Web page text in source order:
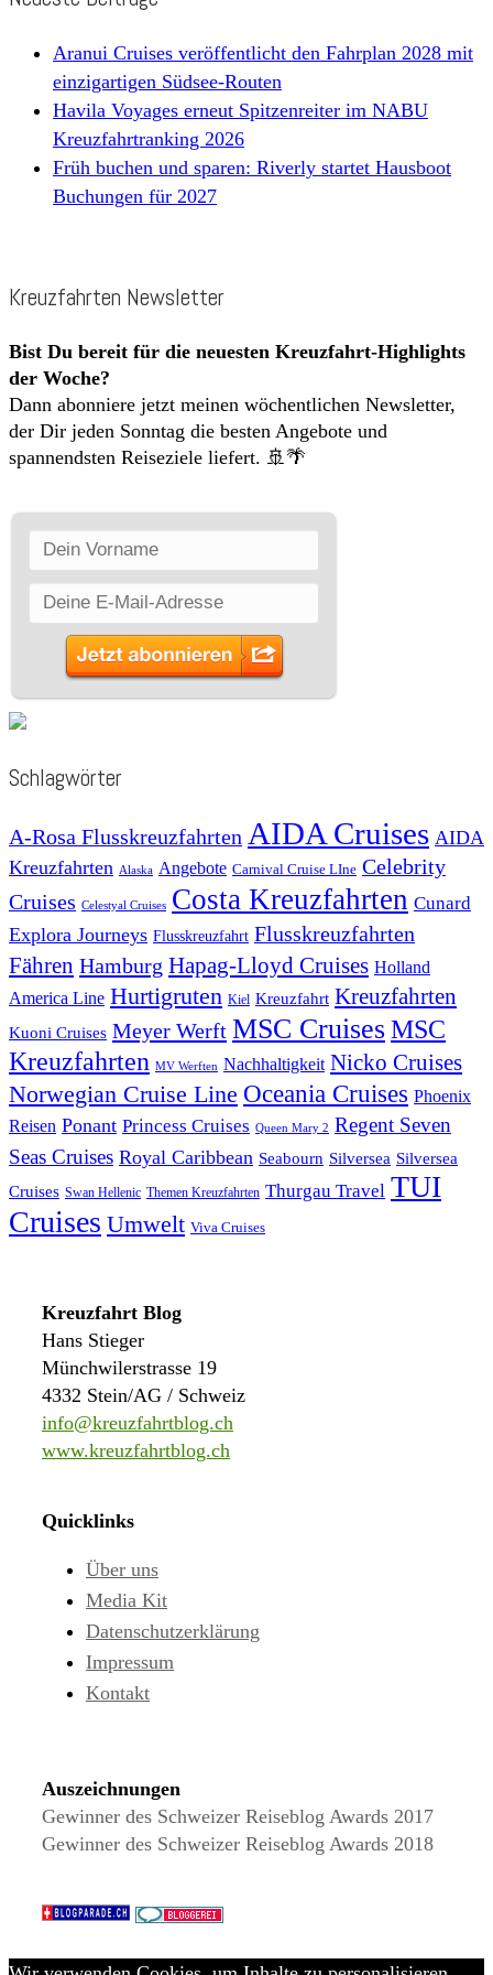
Aranui Cruises veröffentlicht den Fahrplan 2028 mit
einzigartigen Südsee-Routen
Havila Voyages erneut Spitzenreiter im NABU
Kreuzfahrtranking 2026
Früh buchen und sparen: Riverly startet Hausboot
Buchungen für 2027
Kreuzfahrten Newsletter
Bist Du bereit für die neuesten Kreuzfahrt-Highlights
der Woche?
Dann abonniere jetzt meinen wöchentlichen Newsletter,
der Dir jeden Sonntag die besten Angebote und
spannendsten Reiseziele liefert. 🚢🌴
Schlagwörter
A-Rosa Flusskreuzfahrten AIDA Cruises AIDA
Kreuzfahrten Alaska Angebote Carnival Cruise LIne Celebrity
Cruises Celestyal Cruises Costa Kreuzfahrten Cunard
Explora Journeys Flusskreuzfahrt Flusskreuzfahrten
Fähren Hamburg Hapag-Lloyd Cruises Holland
America Line Hurtigruten Kiel Kreuzfahrt Kreuzfahrten
Kuoni Cruises Meyer Werft MSC CruisesMSC
Kreuzfahrten MV Werften Nachhaltigkeit Nicko Cruises
Norwegian Cruise Line Oceania Cruises Phoenix
Reisen Ponant Princess Cruises Queen Mary 2 Regent Seven
Seas Cruises Royal Caribbean Seabourn Silversea Silversea
Cruises Swan Hellenic Themen Kreuzfahrten Thurgau Travel TUI
Cruises Umwelt Viva Cruises
Kreuzfahrt Blog
Hans Stieger
Münchwilerstrasse 19
4332 Stein/AG / Schweiz
info@kreuzfahrtblog.ch
www.kreuzfahrtblog.ch
Quicklinks
Über uns
Media Kit
Datenschutzerklärung
Impressum
Kontakt
Auszeichnungen
Gewinner des Schweizer Reiseblog Awards 2017
Gewinner des Schweizer Reiseblog Awards 2018